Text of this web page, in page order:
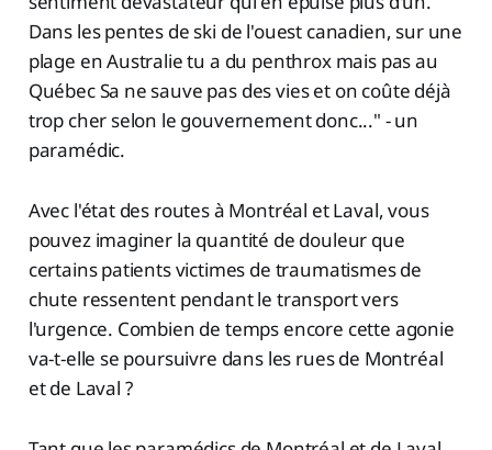
Dans les pentes de ski de l'ouest canadien, sur une
plage en Australie tu a du penthrox mais pas au
Québec Sa ne sauve pas des vies et on coûte déjà
trop cher selon le gouvernement donc..." - un
paramédic.
Avec l'état des routes à Montréal et Laval, vous
pouvez imaginer la quantité de douleur que
certains patients victimes de traumatismes de
chute ressentent pendant le transport vers
l'urgence. Combien de temps encore cette agonie
va-t-elle se poursuivre dans les rues de Montréal
et de Laval ?